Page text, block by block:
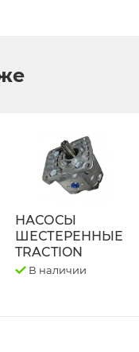
НАСОСЫ
ШЕСТЕРЕННЫЕ
TRACTION
В наличии